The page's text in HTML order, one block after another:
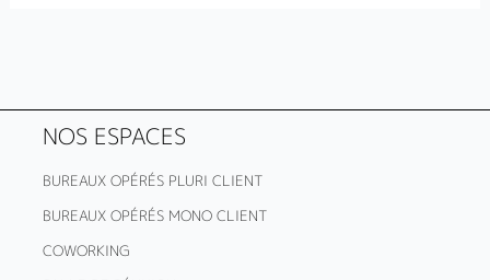
NOS ESPACES
BUREAUX OPÉRÉS PLURI CLIENT
BUREAUX OPÉRÉS MONO CLIENT
COWORKING